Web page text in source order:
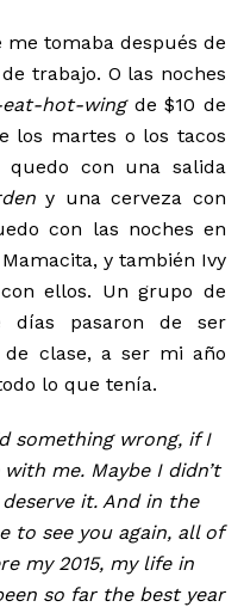
tomaba después de
trabajo. O las noches
hot-wing de $10 de
los martes o los tacos
con una salida
y una cerveza con
con las noches en
Mamacita, y también Ivy
ellos. Un grupo de
días pasaron de ser
de clase, a ser mi año
lo que tenía.
something wrong, if I
me. Maybe I didn’t
it. And in the
to see you again, all of
my 2015, my life in
so far the best year